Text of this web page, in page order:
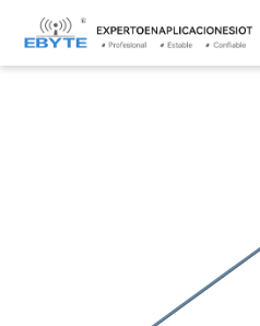
Home > Accesorios > Antena